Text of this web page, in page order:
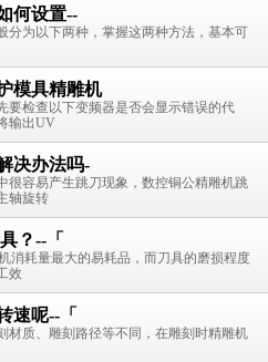
何设置--
分为以下两种，掌握这两种方法，基本可
模具精雕机
要检查以下变频器是否会显示错误的代
输出UV
决办法吗-
很容易产生跳刀现象，数控铜公精雕机跳
轴旋转
？--「
消耗量最大的易耗品，而刀具的磨损程度
效
速呢--「
材质、雕刻路径等不同，在雕刻时精雕机